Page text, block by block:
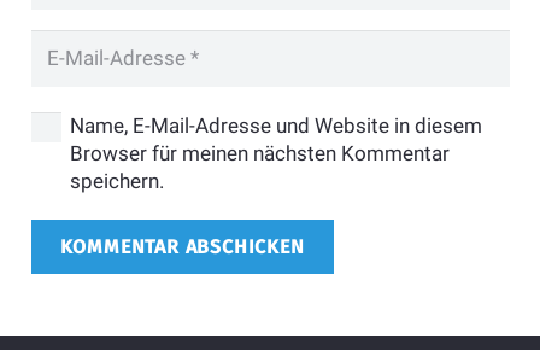
Name, E-Mail-Adresse und Website in diesem
Browser für meinen nächsten Kommentar
speichern.
KOMMENTAR ABSCHICKEN